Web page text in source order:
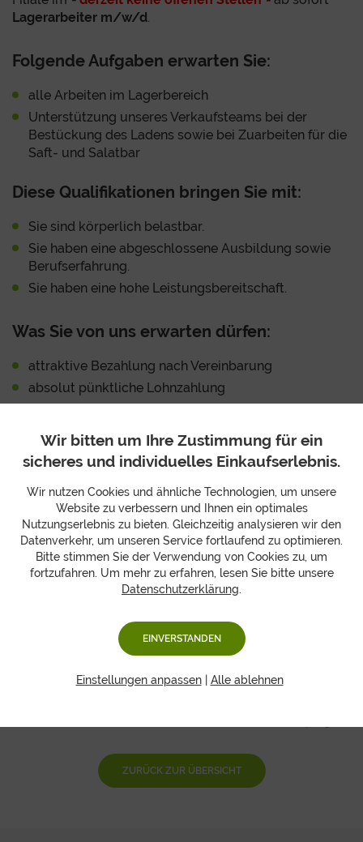
Lagerarbeiter m/w/d.
Folgende Aufgaben erwarten Sie:
alle Arbeiten im Lagerbereich
Unterstützung unseres Verkaufsteams bei der
Bestückung des Ladens sowie bei Zuarbeiten für die
Saft- und Salatbar
Diese Qualifikationen bringen Sie mit:
Sie sind körperlich belastbar.
Sie haben eine abgeschlossene Ausbildung sowie
Berufserfahrung.
Sie haben eine hohe Leistungsbereitschaft.
Was Sie von uns erwarten dürfen:
attraktive Bezahlung nach Vereinbarung
absolut pünktliche Lohnzahlung
unbefristete Festeinstellung mit interessanten und
vielseitigen Aufgaben
geregelte Arbeitszeiten im Schichtsystem
Fahrtkostenersatz
betriebliche Gesundheitsförderung
Personalrabatte
derzeit keine offenen Stellen
aussagefähigen Bewerbungsunterlagen
ZURÜCK ZUR ÜBERSICHT
Wir bitten um Ihre Zustimmung für ein
sicheres und individuelles Einkaufserlebnis.
Wir nutzen Cookies und ähnliche Technologien, um unsere
Website zu verbessern und Ihnen ein optimales
Nutzungserlebnis zu bieten. Gleichzeitig analysieren wir den
Datenverkehr, um unseren Service fortlaufend zu optimieren.
Bitte stimmen Sie der Verwendung von Cookies zu, um
fortzufahren. Um mehr zu erfahren, lesen Sie bitte unsere
Datenschutzerklärung.
EINVERSTANDEN
Einstellungen anpassen| Alle ablehnen